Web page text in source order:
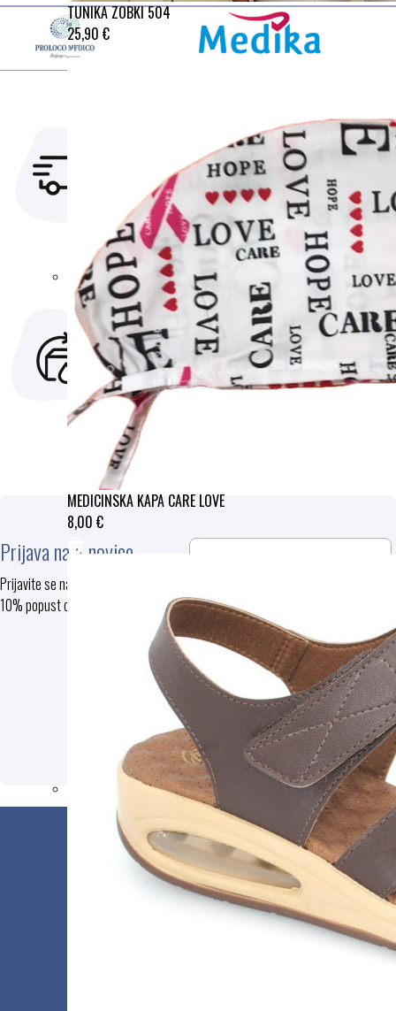
TUNIKA ZOBKI 504
25,90 €
MEDICINSKA KAPA CARE LOVE
8,00 €
oddana do15h
odpremimo še
isti dan
VARNO
VRAČILO
naročil in
plačilje varen,
zanesljiv
inenostaven
za uporabo.
MOŽNOST
VRAČILA
V kolikor z
izdelkom
nistezadovoljni
ga lahko
vrnete
DARILNI BONI
Ne veste kaj
podariti za
darilo. Z
darilnim
Prijava na e-novice
Prijavite se na e-novice in prejmite
10% popust ob prvem nakupu
PRIJAVA
S pošiljanjem podatkov ste seznanjeni s
splošnimi pogoji, specifičnimi nameni
uporabe in vašimi pravicami glede
uporabe osebnih podatkov.
Podjetje
MEDIPLUS d.o.o.